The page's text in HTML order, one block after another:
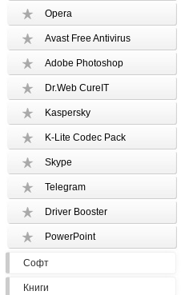
Opera
Avast Free Antivirus
Adobe Photoshop
Dr.Web CureIT
Kaspersky
K-Lite Codec Pack
Skype
Telegram
Driver Booster
PowerPoint
Софт
Книги